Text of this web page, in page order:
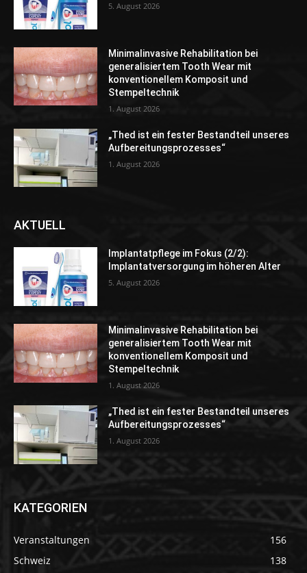
5. August 2026
Minimalinvasive Rehabilitation bei
generalisiertem Tooth Wear mit
konventionellem Komposit und
Stempeltechnik
1. August 2026
„Thed ist ein fester Bestandteil unseres
Aufbereitungsprozesses“
1. August 2026
AKTUELL
Implantatpflege im Fokus (2/2):
Implantatversorgung im höheren Alter
5. August 2026
Minimalinvasive Rehabilitation bei
generalisiertem Tooth Wear mit
konventionellem Komposit und
Stempeltechnik
1. August 2026
„Thed ist ein fester Bestandteil unseres
Aufbereitungsprozesses“
1. August 2026
KATEGORIEN
Veranstaltungen
156
Schweiz
138